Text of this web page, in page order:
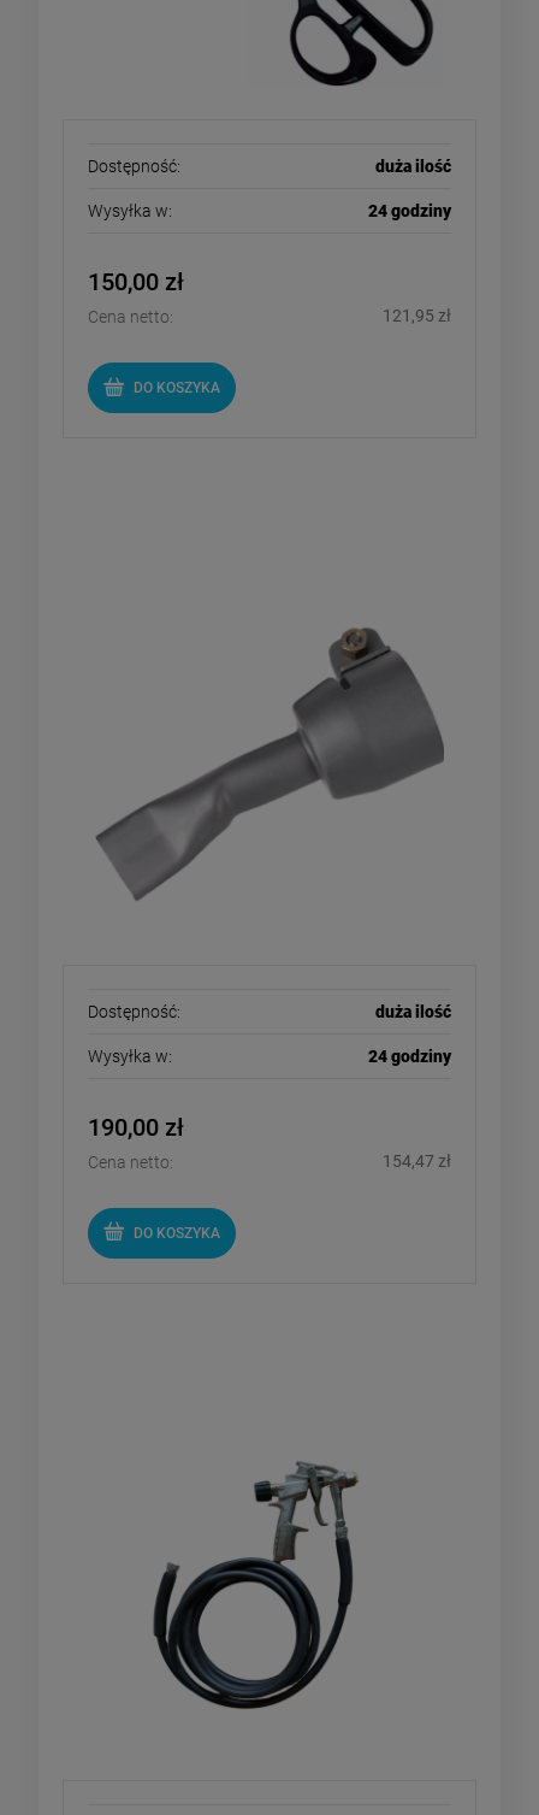
Dostępność: duża ilość
Wysyłka w: 24 godziny
150,00 zł
Cena netto: 121,95 zł
DO KOSZYKA
Dostępność: duża ilość
Wysyłka w: 24 godziny
190,00 zł
Cena netto: 154,47 zł
DO KOSZYKA